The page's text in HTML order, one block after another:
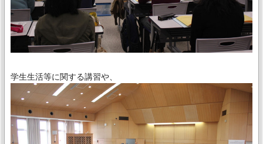
学生生活等に関する講習や、